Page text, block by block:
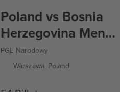
Poland vs Bosnia
Herzegovina Men's
Nations League
PGE Narodowy
Warszawa, Poland